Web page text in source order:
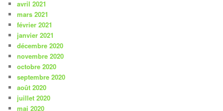
avril 2021
mars 2021
février 2021
janvier 2021
décembre 2020
novembre 2020
octobre 2020
septembre 2020
août 2020
juillet 2020
mai 2020